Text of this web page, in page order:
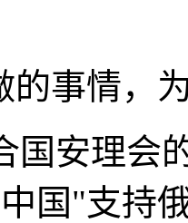
的事情，
国安理会
国"支持